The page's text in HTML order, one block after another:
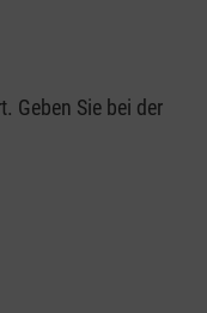
Geben Sie bei der